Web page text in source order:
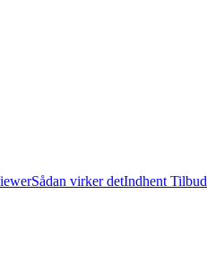
Sådan virker detIndhent Tilbud